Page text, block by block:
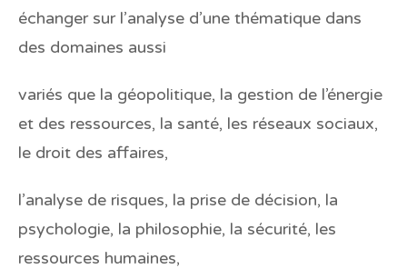
échanger sur l’analyse d’une thématique dans
des domaines aussi
variés que la géopolitique, la gestion de l’énergie
et des ressources, la santé, les réseaux sociaux,
le droit des affaires,
l’analyse de risques, la prise de décision, la
psychologie, la philosophie, la sécurité, les
ressources humaines,